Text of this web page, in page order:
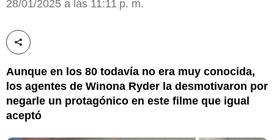
28/01/2025 a las 11:11 p. m.
Compartir esta noticia
Aunque en los 80 todavía no era muy conocida,
los agentes de Winona Ryder la desmotivaron por
negarle un protagónico en este filme que igual
aceptó